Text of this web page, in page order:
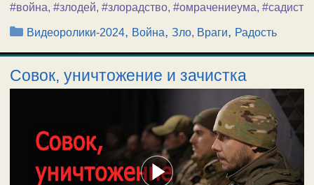
#война, #злодей, #злорадство, #омрачениеума, #садист
Рубрики
Видеоролики-2024, Война,Зло, Враги, Радость
Совок, уничтожение и зачистка